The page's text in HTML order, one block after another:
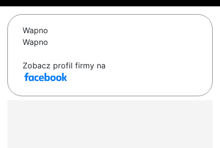
Wapno
Wapno
Zobacz profil firmy na